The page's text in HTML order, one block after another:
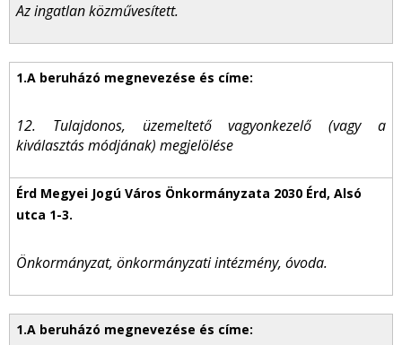
Az ingatlan közművesített.
12. Tulajdonos, üzemeltető vagyonkezelő (vagy a
kiválasztás módjának) megjelölése
Önkormányzat, önkormányzati intézmény, óvoda.